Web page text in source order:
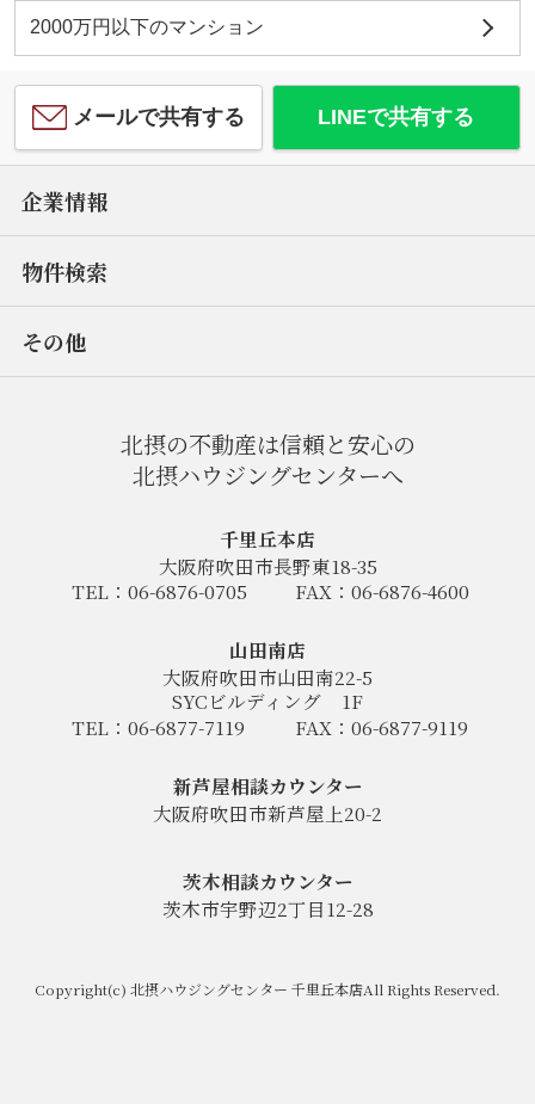
2000万円以下のマンション
メールで共有する LINEで共有する
企業情報
物件検索
その他
北摂の不動産は信頼と安心の
北摂ハウジングセンターへ
千里丘本店
大阪府吹田市長野東18-35
TEL：06-6876-0705
FAX：06-6876-4600
山田南店
大阪府吹田市山田南22-5
SYCビルディング
1F
TEL：06-6877-7119
FAX：06-6877-9119
新芦屋相談カウンター
大阪府吹田市新芦屋上20-2
茨木相談カウンター
茨木市宇野辺2丁目12-28
Copyright(c) 北摂ハウジングセンター 千里丘本店All Rights Reserved.